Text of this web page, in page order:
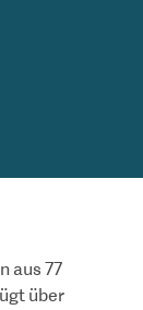
aus 77
über